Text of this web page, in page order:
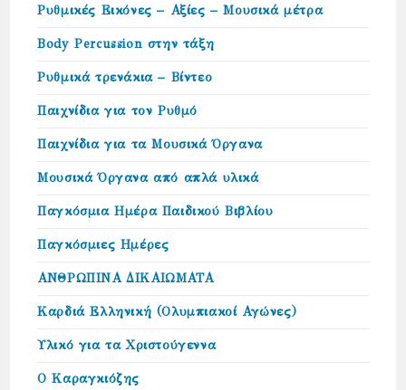
Ρυθμικές Εικόνες – Αξίες – Μουσικά μέτρα
Body Percussion στην τάξη
Ρυθμικά τρενάκια – Βίντεο
Παιχνίδια για τον Ρυθμό
Παιχνίδια για τα Μουσικά Όργανα
Μουσικά Όργανα από απλά υλικά
Παγκόσμια Ημέρα Παιδικού Βιβλίου
Παγκόσμιες Ημέρες
ΑΝΘΡΩΠΙΝΑ ΔΙΚΑΙΩΜΑΤΑ
Καρδιά Ελληνική (Ολυμπιακοί Αγώνες)
Υλικό για τα Χριστούγεννα
Ο Καραγκιόζης